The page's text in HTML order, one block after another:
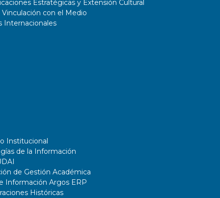
Estratégicas y Extensión Cultural
con el Medio
Internacionales
Institucional
de la Información
de Gestión Académica
Información Argos ERP
Históricas